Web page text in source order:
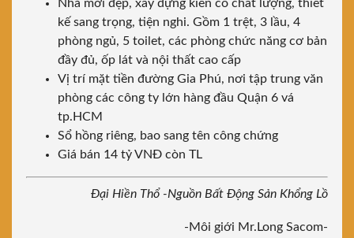
Nhà mới đẹp, xây dựng kiên cố chất lượng, thiết
kế sang trọng, tiện nghi. Gồm 1 trệt, 3 lầu, 4
phòng ngủ, 5 toilet, các phòng chức năng cơ bản
đầy đủ, ốp lát và nội thất cao cấp
Vị trí mặt tiền đường Gia Phú, nơi tập trung văn
phòng các công ty lớn hàng đầu Quận 6 vá
tp.HCM
Sổ hồng riêng, bao sang tên công chứng
Giá bán 14 tỷ VNĐ còn TL
Đại Hiền Thổ -Nguồn Bất Động Sản Khổng Lồ
-Môi giới Mr.Long Sacom-